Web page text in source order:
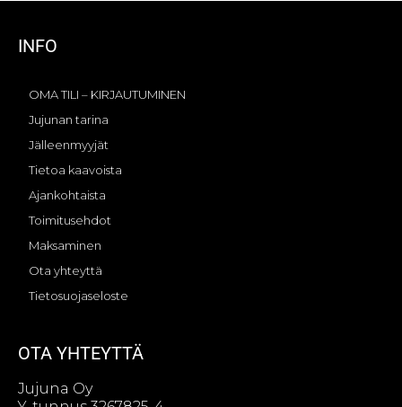
INFO
OMA TILI – KIRJAUTUMINEN
Jujunan tarina
Jälleenmyyjät
Tietoa kaavoista
Ajankohtaista
Toimitusehdot
Maksaminen
Ota yhteyttä
Tietosuojaseloste
OTA YHTEYTTÄ
Jujuna Oy